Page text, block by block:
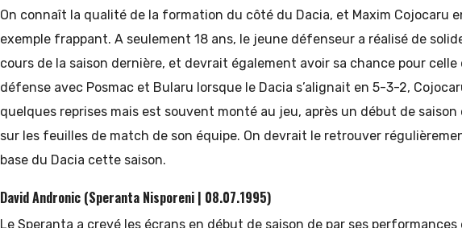
On connaît la qualité de la formation du côté du Dacia, et Maxim Cojocaru
exemple frappant. A seulement 18 ans, le jeune défenseur a réalisé de
cours de la saison dernière, et devrait également avoir sa chance pour celle
défense avec Posmac et Bularu lorsque le Dacia s’alignait en 5-3-2,
quelques reprises mais est souvent monté au jeu, après un début de saison
sur les feuilles de match de son équipe. On devrait le retrouver
base du Dacia cette saison.
David Andronic (Speranta Nisporeni | 08.07.1995)
Le Speranta a crevé les écrans en début de saison de par ses